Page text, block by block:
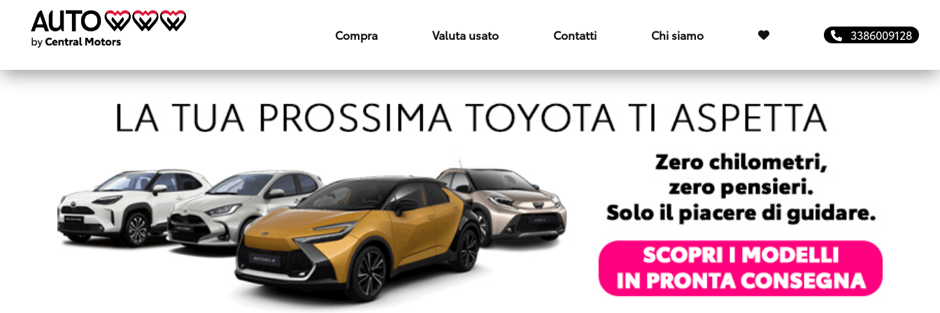
Compra Valuta usato Contatti Chi siamo 3386009128